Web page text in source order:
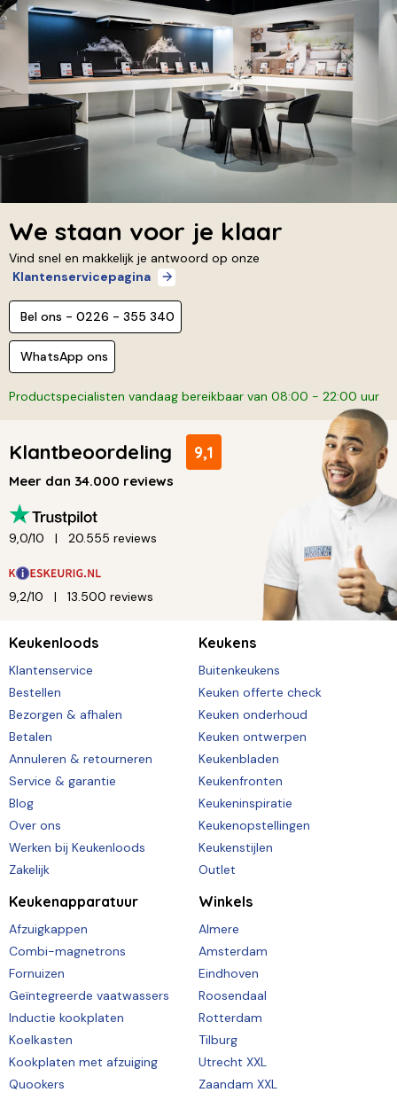
We staan voor je klaar
Vind snel en makkelijk je antwoord op onze
Klantenservicepagina
Bel ons - 0226 - 355 340
WhatsApp ons
Productspecialisten vandaag bereikbaar van 08:00 - 22:00 uur
Klantbeoordeling 9,1
Meer dan 34.000 reviews
9,0/10 20.555 reviews
9,2/10 13.500 reviews
Keukenloods
Klantenservice
Bestellen
Bezorgen & afhalen
Betalen
Annuleren & retourneren
Service & garantie
Blog
Over ons
Werken bij Keukenloods
Zakelijk
Keukens
Buitenkeukens
Keuken offerte check
Keuken onderhoud
Keuken ontwerpen
Keukenbladen
Keukenfronten
Keukeninspiratie
Keukenopstellingen
Keukenstijlen
Outlet
Keukenapparatuur
Afzuigkappen
Combi-magnetrons
Fornuizen
Geïntegreerde vaatwassers
Inductie kookplaten
Koelkasten
Kookplaten met afzuiging
Quookers
Winkels
Almere
Amsterdam
Eindhoven
Roosendaal
Rotterdam
Tilburg
Utrecht XXL
Zaandam XXL